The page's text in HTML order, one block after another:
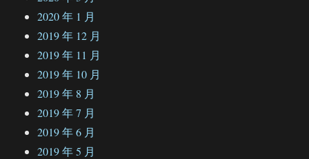
2020 年 1 月
2019 年 12 月
2019 年 11 月
2019 年 10 月
2019 年 8 月
2019 年 7 月
2019 年 6 月
2019 年 5 月